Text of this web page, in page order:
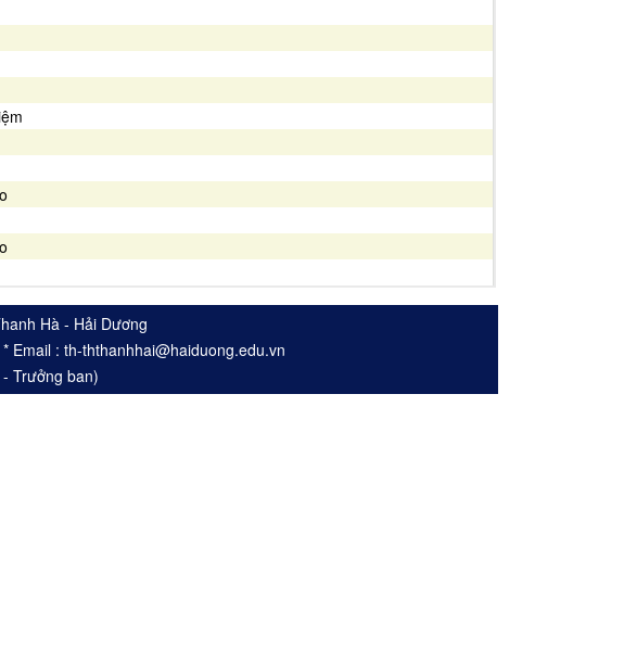
Hà - Hải Dương
: th-ththanhhai@haiduong.edu.vn
Trưởng ban)